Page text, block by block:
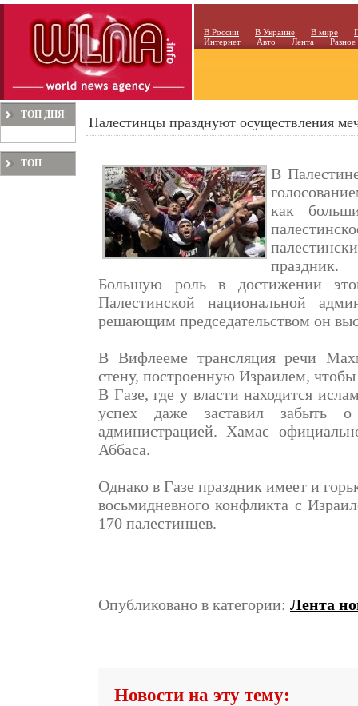
В России В Украине В мире
Интернет
Авто Лента Разное
ТОП ДНЯ
ТОП
Палестинцы празднуют осуществления
В
как
праздник.
Большую роль в достижении
Палестинской национальной
решающим председательством он
В Вифлееме трансляция речи
стену, построенную Израилем,
В Газе, где у власти находится
успех даже заставил забыть о
администрацией. Хамас
Аббаса.
Однако в Газе праздник имеет и
восьмидневного конфликта с
170 палестинцев.
Опубликовано в категории: Лента
Новости на эту тему: